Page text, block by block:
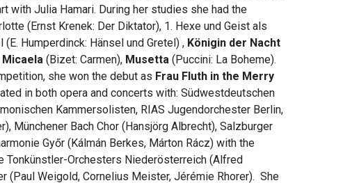
with Julia Hamari. During her studies she had the
(Ernst Krenek: Der Diktator), 1. Hexe und Geist als
Humperdinck: Hänsel und Gretel) , Königin der Nacht
Micaela (Bizet: Carmen), Musetta (Puccini: La Boheme).
she won the debut as Frau Fluth in the Merry
in both opera and concerts with: Südwestdeutschen
Kammersolisten, RIAS Jugendorchester Berlin,
Münchener Bach Chor (Hansjörg Albrecht), Salzburger
Győr (Kálmán Berkes, Márton Rácz) with the
Tonkünstler-Orchesters Niederösterreich (Alfred
(Paul Weigold, Cornelius Meister, Jérémie Rhorer). She